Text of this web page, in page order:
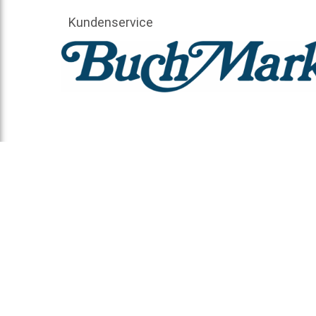
Kundenservice